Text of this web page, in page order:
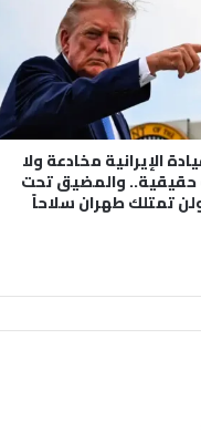
الإيرانية مخادعة ولا
والمضيق تحت
تمتلك طهران سلاحاً